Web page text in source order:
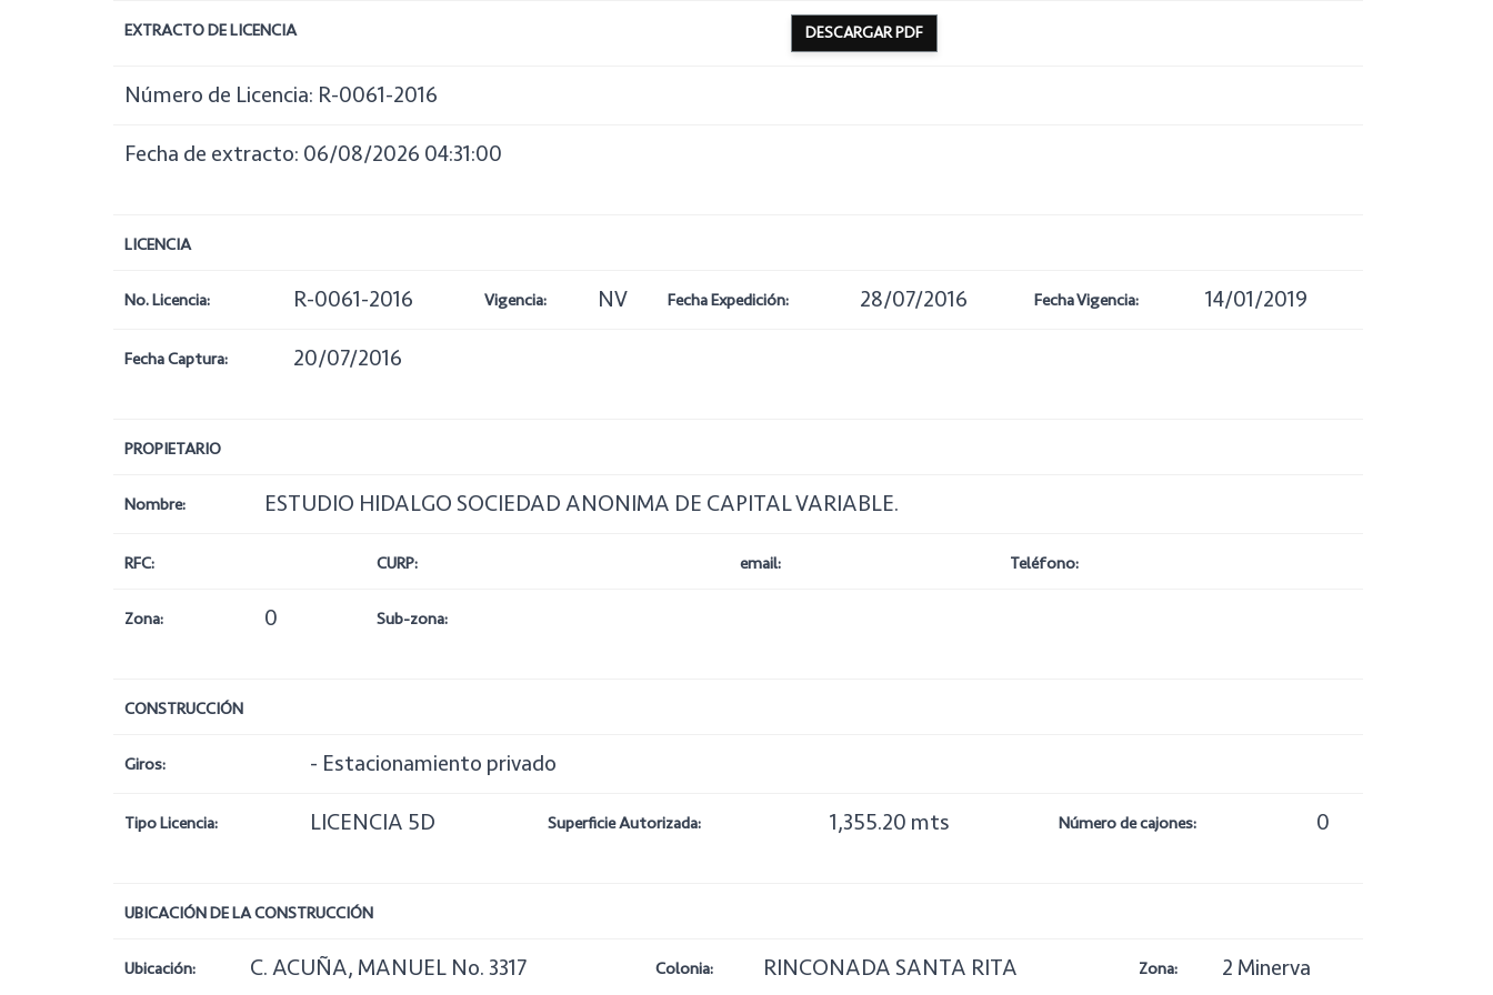
EXTRACTO DE LICENCIA DESCARGAR PDF
Número de Licencia: R-0061-2016
Fecha de extracto: 06/08/2026 04:31:00
LICENCIA
No. Licencia: R-0061-2016 Vigencia: NV Fecha Expedición: 28/07/2016 Fecha Vigencia: 14/01/2019
Fecha Captura: 20/07/2016
PROPIETARIO
Nombre: ESTUDIO HIDALGO SOCIEDAD ANONIMA DE CAPITAL VARIABLE.
RFC: CURP: email: Teléfono:
Zona: 0 Sub-zona:
CONSTRUCCIÓN
Giros: - Estacionamiento privado
Tipo Licencia: LICENCIA 5D Superficie Autorizada: 1,355.20 mts Número de cajones: 0
UBICACIÓN DE LA CONSTRUCCIÓN
Ubicación: C. ACUÑA, MANUEL No. 3317 Colonia: RINCONADA SANTA RITA Zona: 2 Minerva